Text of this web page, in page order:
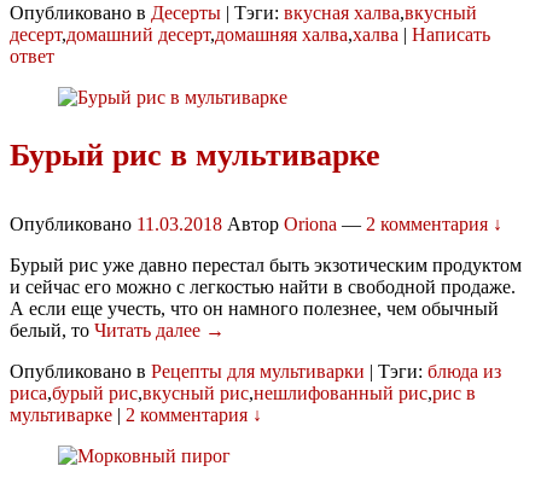
Опубликовано в Десерты | Тэги: вкусная халва,вкусный
десерт,домашний десерт,домашняя халва,халва | Написать
ответ
Бурый рис в мультиварке
Опубликовано 11.03.2018 Автор Oriona — 2 комментария ↓
Бурый рис уже давно перестал быть экзотическим продуктом
и сейчас его можно с легкостью найти в свободной продаже.
А если еще учесть, что он намного полезнее, чем обычный
белый, то Читать далее →
Опубликовано в Рецепты для мультиварки | Тэги: блюда из
риса,бурый рис,вкусный рис,нешлифованный рис,рис в
мультиварке | 2 комментария ↓